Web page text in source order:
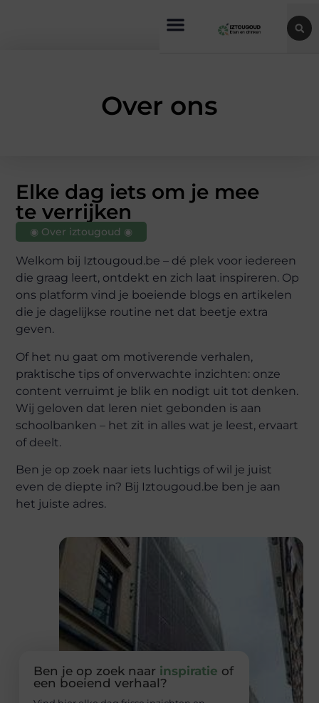
Over ons
Elke dag iets om je mee
te verrijken
◉ Over iztougoud ◉
Welkom bij Iztougoud.be – dé plek voor iedereen
die graag leert, ontdekt en zich laat inspireren. Op
ons platform vind je boeiende blogs en artikelen
die je dagelijkse routine net dat beetje extra
geven.
Of het nu gaat om motiverende verhalen,
praktische tips of onverwachte inzichten: onze
content verruimt je blik en nodigt uit tot denken.
Wij geloven dat leren niet gebonden is aan
schoolbanken – het zit in alles wat je leest, ervaart
of deelt.
Ben je op zoek naar iets luchtigs of wil je juist
even de diepte in? Bij Iztougoud.be ben je aan
het juiste adres.
Ben je op zoek naar inspiratie of
een boeiend verhaal?